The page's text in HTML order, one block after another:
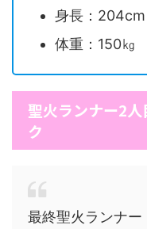
身長：204cm
体重：150㎏
聖火ランナー2
ク
最終聖火ランナ